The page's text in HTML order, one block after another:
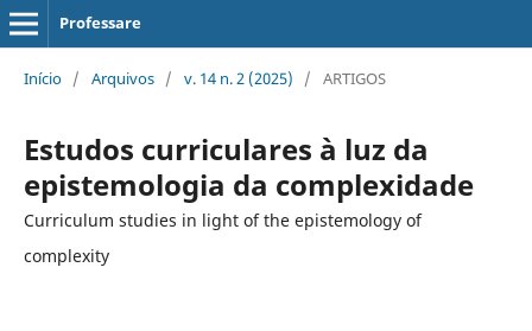
Professare
Início / Arquivos / v. 14 n. 2 (2025) / ARTIGOS
Estudos curriculares à luz da
epistemologia da complexidade
Curriculum studies in light of the epistemology of
complexity